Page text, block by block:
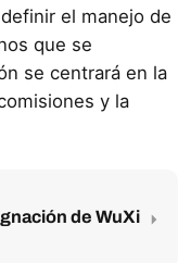
el manejo de
que se
se centrará en la
y la
de WuXi